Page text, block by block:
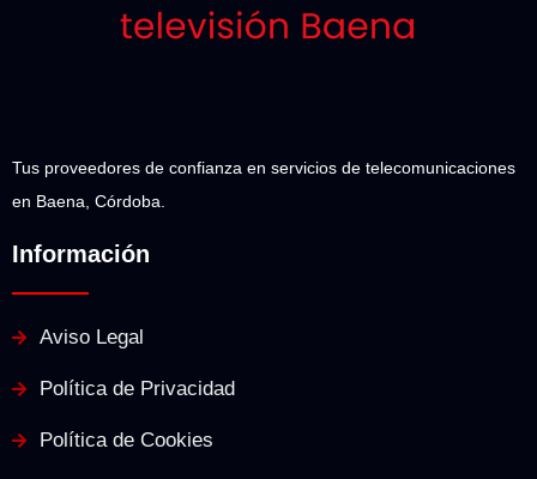
Tus proveedores de confianza en servicios de telecomunicaciones
en Baena, Córdoba.
Información
Aviso Legal
Política de Privacidad
Política de Cookies